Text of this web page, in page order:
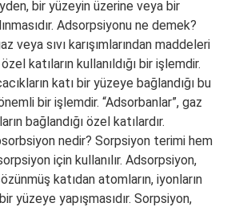
bir yüzeyin üzerine veya bir
Adsorpsiyonu ne demek?
veya sıvı karışımlarından maddeleri
katıların kullanıldığı bir işlemdir.
katı bir yüzeye bağlandığı bu
bir işlemdir. “Adsorbanlar”, gaz
bağlandığı özel katılardır.
nedir? Sorpsiyon terimi hem
için kullanılır. Adsorpsiyon,
katıdan atomların, iyonların
yüzeye yapışmasıdır. Sorpsiyon,